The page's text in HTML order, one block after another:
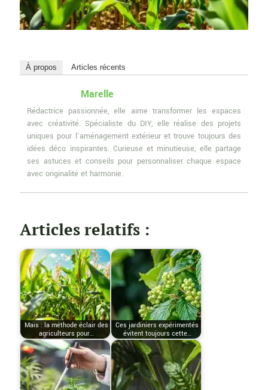
À propos Articles récents
Marelle
Rédactrice passionnée, elle aime transformer les espaces
avec créativité. Spécialiste du DIY, elle réalise des projets
uniques pour l'aménagement extérieur et trouve toujours des
idées déco inspirantes. Curieuse et minutieuse, elle partage
ses astuces et conseils pour personnaliser chaque espace
avec originalité et harmonie.
Articles relatifs :
Maïs : la méthode éclair des
agriculteurs pour…
Ces jardiniers expérimentés
évitent toujours cette…